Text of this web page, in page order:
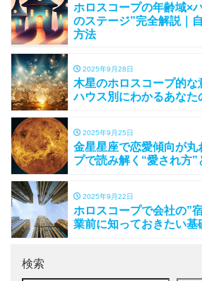
ホロスコープの年齢域×
のステージ”完全解説｜
方法
2025年9月28日
木星のホロスコープ的な
ハウス別にわかるあなた
2025年9月25日
金星星座で恋愛傾向が丸
プで読み解く“愛され方”
2025年9月22日
ホロスコープで会社の”
業前に知っておきたい基
検索